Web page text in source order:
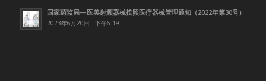
国家药监局—医美射频器械按照医疗器械管理通知（2022年第30号）
2023年6月20日 - 下午6:19